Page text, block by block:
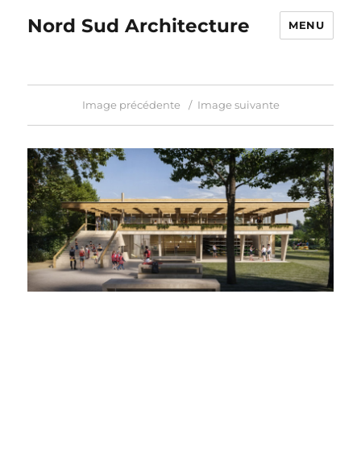
Nord Sud Architecture MENU
Image précédente Image suivante